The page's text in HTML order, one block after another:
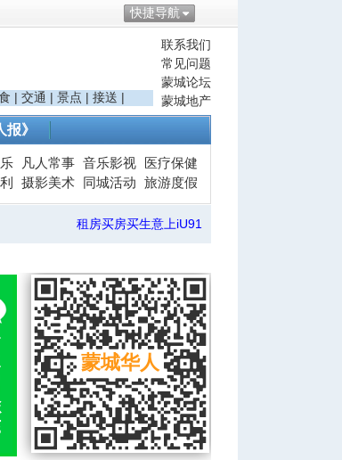
快捷导航
联系我们
常见问题
蒙城论坛
蒙城地产
| 交通 | 景点 | 接送 |
报》
凡人常事 音乐影视
医疗保健
摄影美术 同城活动 旅游度假
租房买房买生意上iU91